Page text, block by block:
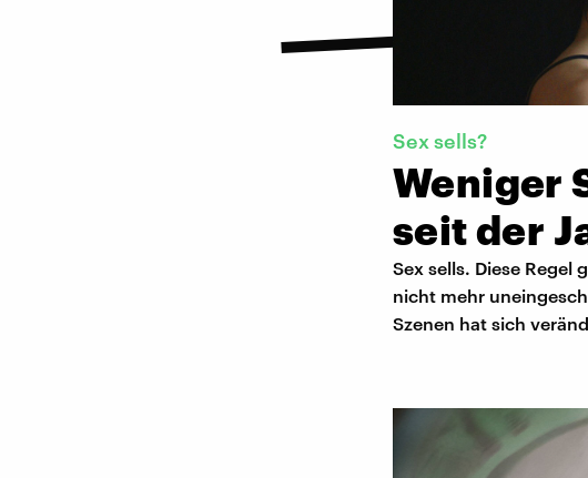
Sex sells?
Weniger
seit der
Sex sells. Diese Regel
nicht mehr
Szenen hat sich